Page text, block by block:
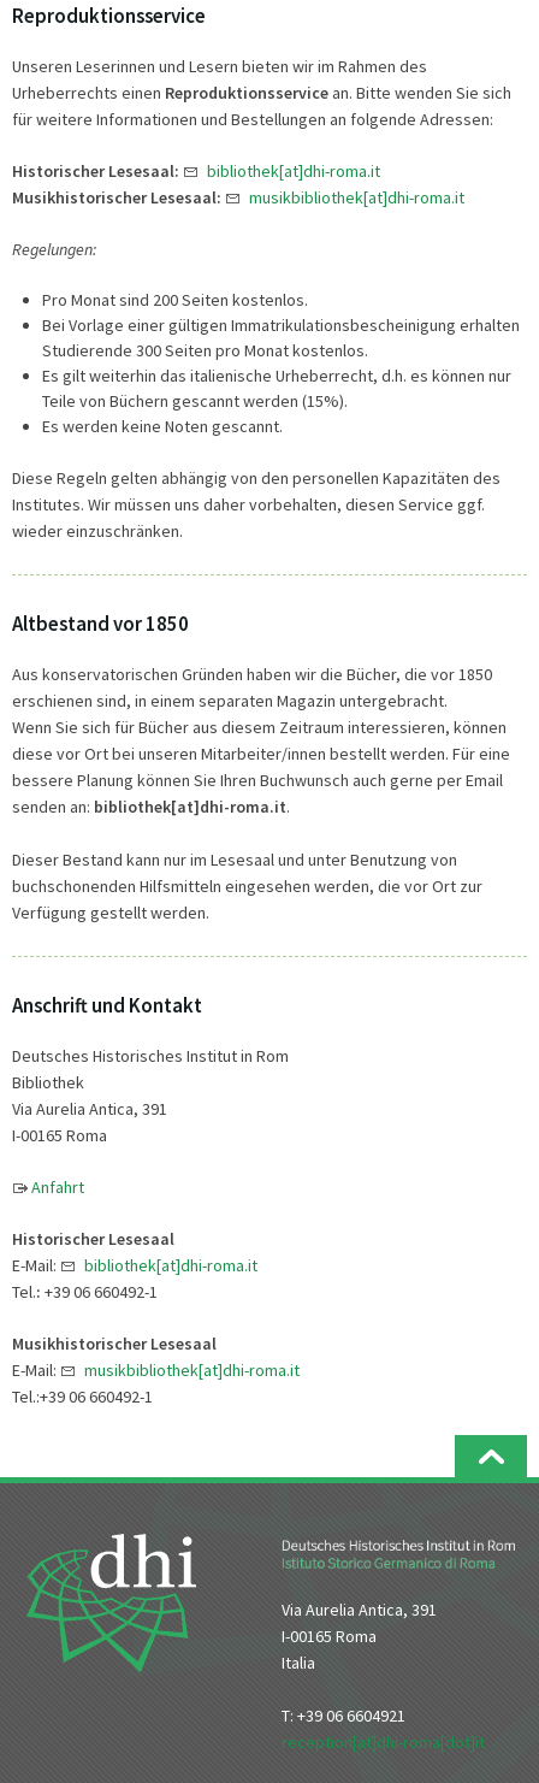
Reproduktionsservice
Unseren Leserinnen und Lesern bieten wir im Rahmen des
Urheberrechts einen Reproduktionsservice an. Bitte wenden Sie sich
für weitere Informationen und Bestellungen an folgende Adressen:
Historischer Lesesaal:
bibliothek[at]dhi-roma.it
Musikhistorischer Lesesaal:
musikbibliothek[at]dhi-roma.it
Regelungen:
Pro Monat sind 200 Seiten kostenlos.
Bei Vorlage einer gültigen Immatrikulationsbescheinigung erhalten
Studierende 300 Seiten pro Monat kostenlos.
Es gilt weiterhin das italienische Urheberrecht, d.h. es können nur
Teile von Büchern gescannt werden (15%).
Es werden keine Noten gescannt.
Diese Regeln gelten abhängig von den personellen Kapazitäten des
Institutes. Wir müssen uns daher vorbehalten, diesen Service ggf.
wieder einzuschränken.
Altbestand vor 1850
Aus konservatorischen Gründen haben wir die Bücher, die vor 1850
erschienen sind, in einem separaten Magazin untergebracht.
Wenn Sie sich für Bücher aus diesem Zeitraum interessieren, können
diese vor Ort bei unseren Mitarbeiter/innen bestellt werden. Für eine
bessere Planung können Sie Ihren Buchwunsch auch gerne per Email
senden an: bibliothek[at]dhi-roma.it.
Dieser Bestand kann nur im Lesesaal und unter Benutzung von
buchschonenden Hilfsmitteln eingesehen werden, die vor Ort zur
Verfügung gestellt werden.
Anschrift und Kontakt
Deutsches Historisches Institut in Rom
Bibliothek
Via Aurelia Antica, 391
I-00165 Roma
Anfahrt
Historischer Lesesaal
E-Mail:
bibliothek[at]dhi-roma.it
Tel.: +39 06 660492-1
Musikhistorischer Lesesaal
E-Mail:
musikbibliothek[at]dhi-roma.it
Tel.:+39 06 660492-1
Via Aurelia Antica, 391
I-00165 Roma
Italia
T: +39 06 6604921
reception[at]dhi-roma[dot]it